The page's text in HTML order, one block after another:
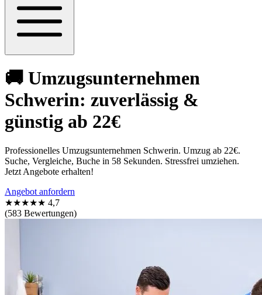
🚚 Umzugsunternehmen
Schwerin: zuverlässig &
günstig ab 22€
Professionelles Umzugsunternehmen Schwerin. Umzug ab 22€.
Suche, Vergleiche, Buche in 58 Sekunden. Stressfrei umziehen.
Jetzt Angebote erhalten!
Angebot anfordern
★★★★★ 4,7
(583 Bewertungen)